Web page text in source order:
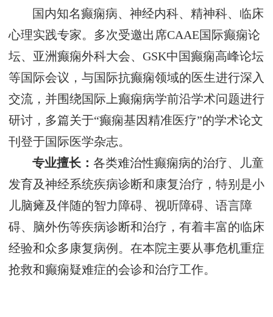
国内知名癫痫病、神经内科、精神科、临床
心理实践专家。多次受邀出席CAAE国际癫痫论
坛、亚洲癫痫外科大会、GSK中国癫痫高峰论坛
等国际会议，与国际抗癫痫领域的医生进行深入
交流，并围绕国际上癫痫病学前沿学术问题进行
研讨，多篇关于“癫痫基因精准医疗”的学术论文
刊登于国际医学杂志。
专业擅长：各类难治性癫痫病的治疗、儿童
发育及神经系统疾病诊断和康复治疗，特别是小
儿脑瘫及伴随的智力障碍、视听障碍、语言障
碍、脑外伤等疾病诊断和治疗，有着丰富的临床
经验和众多康复病例。在本院主要从事危机重症
抢救和癫痫疑难症的会诊和治疗工作。